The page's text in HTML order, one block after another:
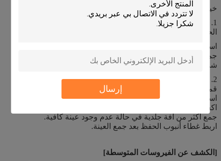
إرسال
خياران لجمع عينة من الآفة الجلدية:
الحقيقية
استخدم أنبوب Mirco Tube لكشط موضع الآفة الجلدية.
جمع أكثر من آفة جلدية في حالة عدم وجود عينة كافية.
شد غطاء الأنبوب ورجه حتى يمكن هبوط العينات في قاع الأنبوب.
2. جمع عينة عن طريق VTM مع مسحة
قم بفك أنبوب الحفظ وضعه على رف أخذ العينات.
استخدم مسحة لكشط موضع الآفة الجلدية.
اكسر رأس المسحة في أنبوب الحفظ.
جمع أكثر من آفة جلدية في حالة عدم وجود عينة كافية.
اربط غطاء أنبوب الحفظ بعد جمع العينة.
[الكشف عن الفيروسات المتوسطة]